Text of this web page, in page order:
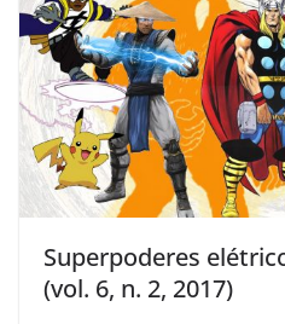
Superpoderes
(vol. 6, n. 2, 2017)